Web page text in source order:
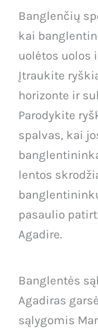
Banglenčių
kai
uolėtos uolos
Įtraukite
horizonte ir
Parodykite
spalvas, kai
lentos
pasaulio
Agadire.
Banglentės
Agadiras
sąlygomis